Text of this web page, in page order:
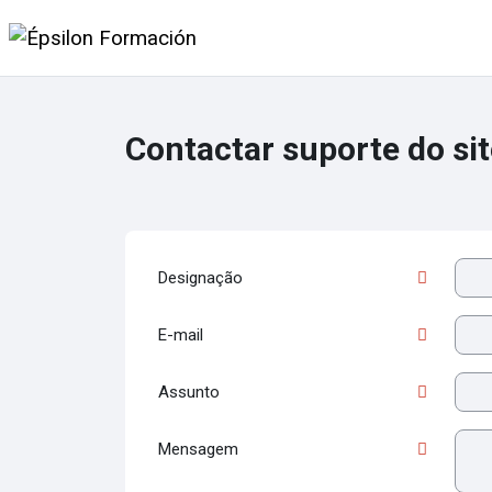
Contactar suporte do
Designação
E-mail
Assunto
Mensagem